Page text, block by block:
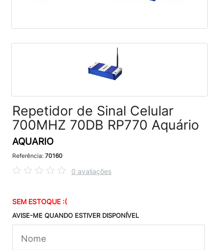
Repetidor de Sinal Celular
700MHZ 70DB RP770 Aquário
AQUARIO
Referência: 70160
0 avaliações
SEM ESTOQUE :(
AVISE-ME QUANDO ESTIVER DISPONÍVEL